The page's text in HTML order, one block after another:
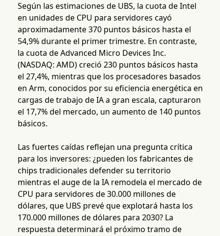
Según las estimaciones de UBS, la cuota de Intel
en unidades de CPU para servidores cayó
aproximadamente 370 puntos básicos hasta el
54,9% durante el primer trimestre. En contraste,
la cuota de Advanced Micro Devices Inc.
(NASDAQ: AMD) creció 230 puntos básicos hasta
el 27,4%, mientras que los procesadores basados
en Arm, conocidos por su eficiencia energética en
cargas de trabajo de IA a gran escala, capturaron
el 17,7% del mercado, un aumento de 140 puntos
básicos.
Las fuertes caídas reflejan una pregunta crítica
para los inversores: ¿pueden los fabricantes de
chips tradicionales defender su territorio
mientras el auge de la IA remodela el mercado de
CPU para servidores de 30.000 millones de
dólares, que UBS prevé que explotará hasta los
170.000 millones de dólares para 2030? La
respuesta determinará el próximo tramo de